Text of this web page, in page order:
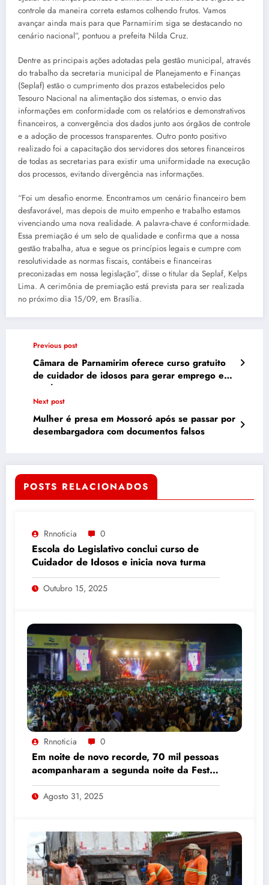
controle da maneira correta estamos colhendo frutos. Vamos
avançar ainda mais para que Parnamirim siga se destacando no
cenário nacional”, pontuou a prefeita Nilda Cruz.
Dentre as principais ações adotadas pela gestão municipal, através
do trabalho da secretaria municipal de Planejamento e Finanças
(Seplaf) estão o cumprimento dos prazos estabelecidos pelo
Tesouro Nacional na alimentação dos sistemas, o envio das
informações em conformidade com os relatórios e demonstrativos
financeiros, a convergência dos dados junto aos órgãos de controle
e a adoção de processos transparentes. Outro ponto positivo
realizado foi a capacitação dos servidores dos setores financeiros
de todas as secretarias para existir uma uniformidade na execução
dos processos, evitando divergência nas informações.
“Foi um desafio enorme. Encontramos um cenário financeiro bem
desfavorável, mas depois de muito empenho e trabalho estamos
vivenciando uma nova realidade. A palavra-chave é conformidade.
Essa premiação é um selo de qualidade e confirma que a nossa
gestão trabalha, atua e segue os princípios legais e cumpre com
resolutividade as normas fiscais, contábeis e financeiras
preconizadas em nossa legislação”, disse o titular da Seplaf, Kelps
Lima. A cerimônia de premiação está prevista para ser realizada
no próximo dia 15/09, em Brasília.
Previous post
Câmara de Parnamirim oferece curso gratuito
de cuidador de idosos para gerar emprego e
renda
Next post
Mulher é presa em Mossoró após se passar por
desembargadora com documentos falsos
POSTS RELACIONADOS
Rnnoticia 0
Escola do Legislativo conclui curso de
Cuidador de Idosos e inicia nova turma
Outubro 15, 2025
Rnnoticia 0
Em noite de novo recorde, 70 mil pessoas
acompanharam a segunda noite da Festa
do Sabugo em Parnamirim
Agosto 31, 2025